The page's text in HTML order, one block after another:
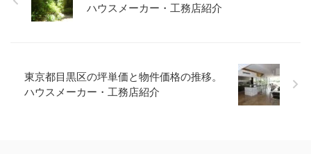
ハウスメーカー・工務店紹介
東京都目黒区の坪単価と物件価格の推移。
ハウスメーカー・工務店紹介